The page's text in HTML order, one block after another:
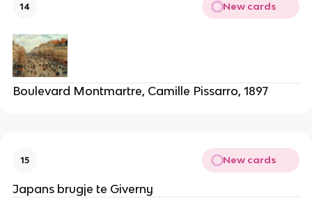
14 New cards
Boulevard Montmartre, Camille Pissarro, 1897
15 New cards
Japans brugje te Giverny